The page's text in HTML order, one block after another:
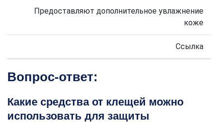
Предоставляют дополнительное увлажнение
коже
Ссылка
Вопрос-ответ:
Какие средства от клещей можно
использовать для защиты